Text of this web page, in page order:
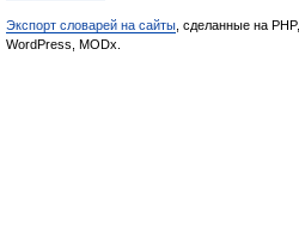
Экспорт словарей на сайты , сделанные на PHP,
WordPress, MODx.